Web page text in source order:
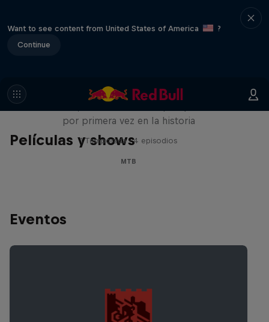
Want to see content from United States of America
?
Continue
Películas y shows
Jones
por primera vez en la historia
1 Temporada · 4 episodios
MTB
Eventos